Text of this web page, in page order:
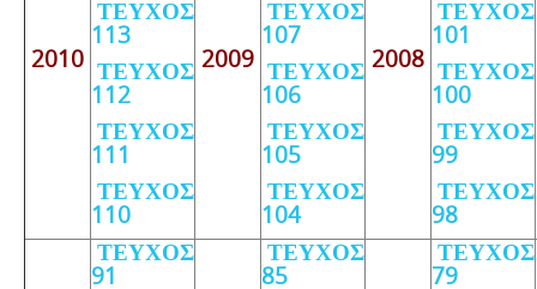
2010
ΤΕΥΧΟΣ
113
ΤΕΥΧΟΣ
112
ΤΕΥΧΟΣ
111
ΤΕΥΧΟΣ
110
2009
ΤΕΥΧΟΣ
107
ΤΕΥΧΟΣ
106
ΤΕΥΧΟΣ
105
ΤΕΥΧΟΣ
104
2008
ΤΕΥΧΟΣ
101
ΤΕΥΧΟΣ
100
ΤΕΥΧΟΣ
99
ΤΕΥΧΟΣ
98
ΤΕΥΧΟΣ
91
ΤΕΥΧΟΣ
85
ΤΕΥΧΟΣ
79